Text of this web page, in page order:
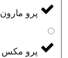
پرو مارون
پرو مکس